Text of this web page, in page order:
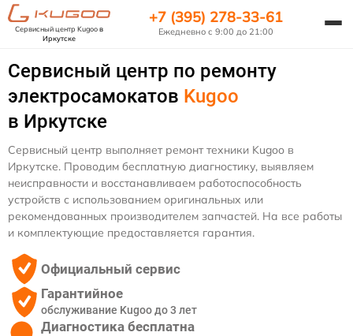
Сервисный центр Kugooв
Иркутске
+7 (395) 278-33-61
Ежедневно с 9:00 до 21:00
Сервисный центр по ремонту
электросамокатов Kugoo
в Иркутске
Сервисный центр выполняет ремонт техники Kugoo в
Иркутске. Проводим бесплатную диагностику, выявляем
неисправности и восстанавливаем работоспособность
устройств с использованием оригинальных или
рекомендованных производителем запчастей. На все работы
и комплектующие предоставляется гарантия.
Официальный сервис
Гарантийное
обслуживание Kugoo до 3 лет
Диагностика бесплатна